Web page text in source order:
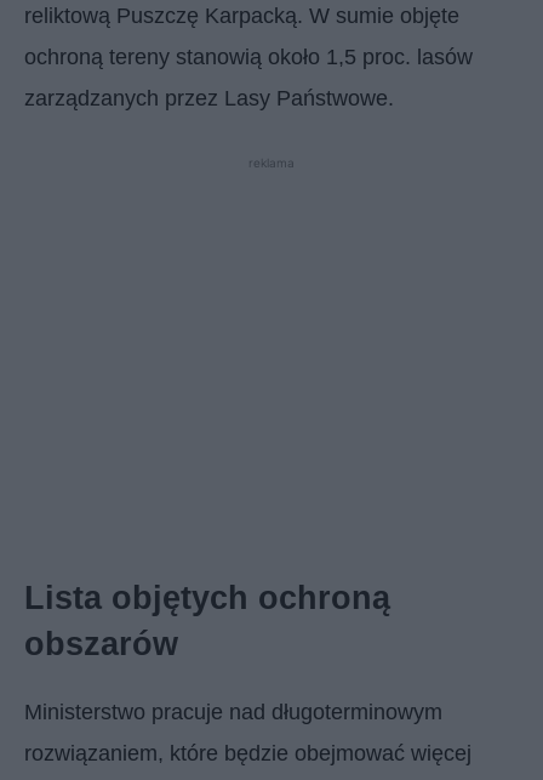
reliktową Puszczę Karpacką. W sumie objęte
ochroną tereny stanowią około 1,5 proc. lasów
zarządzanych przez Lasy Państwowe.
reklama
Lista objętych ochroną
obszarów
Ministerstwo pracuje nad długoterminowym
rozwiązaniem, które będzie obejmować więcej